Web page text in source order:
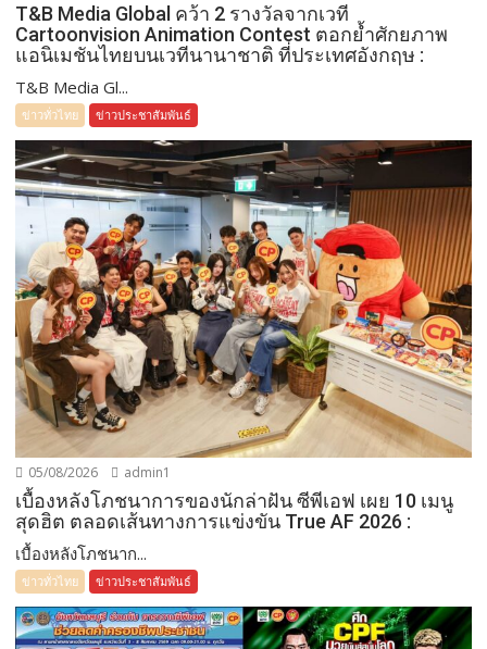
T&B Media Global คว้า 2 รางวัลจากเวที
Cartoonvision Animation Contest ตอกย้ำศักยภาพ
แอนิเมชันไทยบนเวทีนานาชาติ ที่ประเทศอังกฤษ :
T&B Media Gl...
ข่าวทั่วไทย ข่าวประชาสัมพันธ์
05/08/2026 admin1
เบื้องหลังโภชนาการของนักล่าฝัน ซีพีเอฟ เผย 10 เมนู
สุดฮิต ตลอดเส้นทางการแข่งขัน True AF 2026 :
เบื้องหลังโภชนาก...
ข่าวทั่วไทย ข่าวประชาสัมพันธ์